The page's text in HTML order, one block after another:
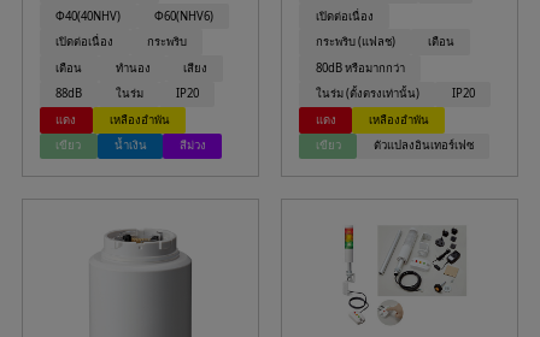
Φ40(40NHV)
Φ60(NHV6)
เปิดต่อเนื่อง
กระพริบ
เตือน
ทำนอง
เสียง
88dB
ในร่ม
IP20
แดง
เหลืองอำพัน
เขียว
น้ำเงิน สีม่วง
เปิดต่อเนื่อง
กระพริบ (แฟลช)
เตือน
80dB หรือมากกว่า
ในร่ม (ตั้งตรงเท่านั้น)
IP20
แดง
เหลืองอำพัน
เขียว
ตัวแปลงอินเทอร์เฟซ